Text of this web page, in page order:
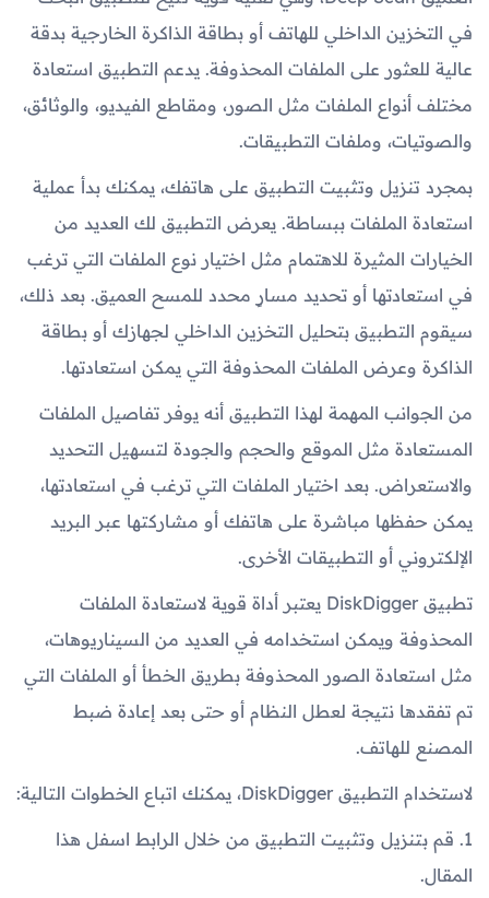
في التخزين الداخلي للهاتف أو بطاقة الذاكرة الخارجية بدقة
عالية للعثور على الملفات المحذوفة. يدعم التطبيق استعادة
مختلف أنواع الملفات مثل الصور، ومقاطع الفيديو، والوثائق،
والصوتيات، وملفات التطبيقات.
بمجرد تنزيل وتثبيت التطبيق على هاتفك، يمكنك بدأ عملية
استعادة الملفات ببساطة. يعرض التطبيق لك العديد من
الخيارات المثيرة للاهتمام مثل اختيار نوع الملفات التي ترغب
في استعادتها أو تحديد مسارٍ محدد للمسح العميق. بعد ذلك،
سيقوم التطبيق بتحليل التخزين الداخلي لجهازك أو بطاقة
الذاكرة وعرض الملفات المحذوفة التي يمكن استعادتها.
من الجوانب المهمة لهذا التطبيق أنه يوفر تفاصيل الملفات
المستعادة مثل الموقع والحجم والجودة لتسهيل التحديد
والاستعراض. بعد اختيار الملفات التي ترغب في استعادتها،
يمكن حفظها مباشرة على هاتفك أو مشاركتها عبر البريد
الإلكتروني أو التطبيقات الأخرى.
تطبيق DiskDigger يعتبر أداة قوية لاستعادة الملفات
المحذوفة ويمكن استخدامه في العديد من السيناريوهات،
مثل استعادة الصور المحذوفة بطريق الخطأ أو الملفات التي
تم تفقدها نتيجة لعطل النظام أو حتى بعد إعادة ضبط
المصنع للهاتف.
لاستخدام التطبيق DiskDigger، يمكنك اتباع الخطوات التالية:
1. قم بتنزيل وتثبيت التطبيق من خلال الرابط اسفل هذا
المقال.